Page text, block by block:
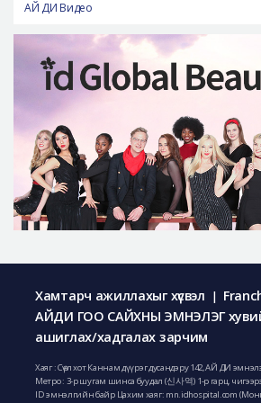
АЙ ДИ Видео
Хамтарч ажиллахыг хүсвэл |
АЙДИ ГОО САЙХНЫ ЭМНЭЛЭГ
ашиглах/хадгалах зарчим
Хаяг : Сөүл хот Каннам дүүрэг дусандэру 142, АЙ ДИ
Метро : 3-р шугам шинса буудал (신사역) 1-р гарц,
ID эмнэлгийн байр Цахим хаяг: mn.idhospital.com